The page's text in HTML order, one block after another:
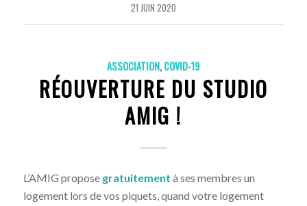
21 JUIN 2020
ASSOCIATION,COVID-19
RÉOUVERTURE DU STUDIO
AMIG !
L’AMIG propose gratuitement à ses membres un
logement lors de vos piquets, quand votre logement